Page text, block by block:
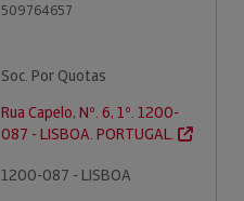
509764657
Soc. Por Quotas
Rua Capelo, Nº. 6, 1º. 1200-
087 - LISBOA. PORTUGAL.
1200-087 - LISBOA